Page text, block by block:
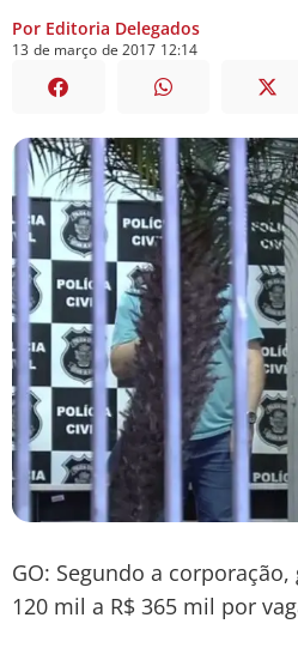
Por Editoria Delegados
13 de março de 2017 12:14
GO: Segundo a
120 mil a R$ 365 mil por